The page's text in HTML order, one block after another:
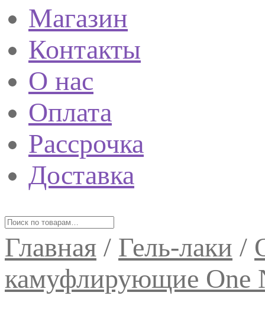
Магазин
Контакты
О нас
Оплата
Рассрочка
Доставка
Главная / Гель-лаки /
камуфлирующие One